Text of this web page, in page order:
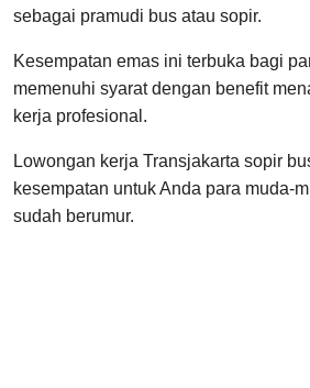
sebagai pramudi bus atau sopir.
Kesempatan emas ini terbuka bagi
memenuhi syarat dengan benefit
kerja profesional.
Lowongan kerja Transjakarta sopir
kesempatan untuk Anda para muda-
sudah berumur.